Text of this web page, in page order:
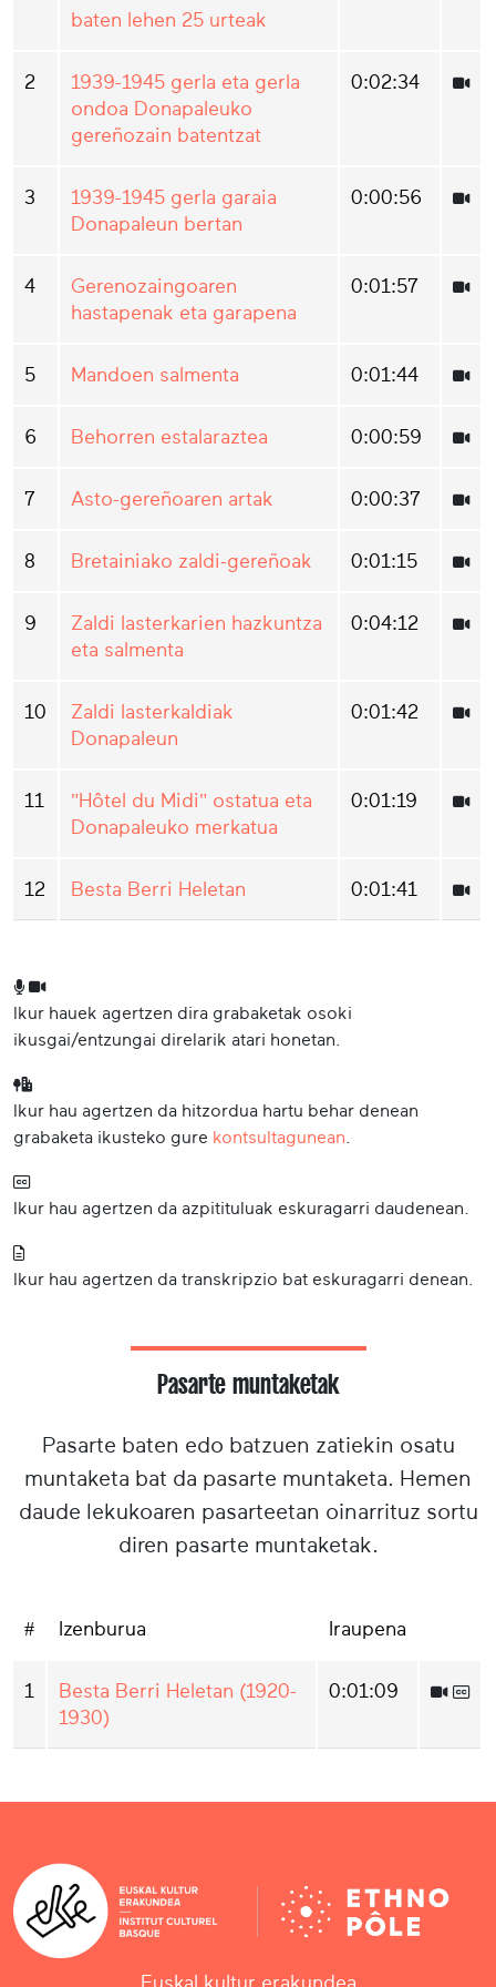
baten lehen 25 urteak
2
1939-1945 gerla eta gerla
ondoa Donapaleuko
gereñozain batentzat
0:02:34
3
1939-1945 gerla garaia
Donapaleun bertan
0:00:56
4
Gerenozaingoaren
hastapenak eta garapena
0:01:57
5 Mandoen salmenta 0:01:44
6 Behorren estalaraztea 0:00:59
7 Asto-gereñoaren artak 0:00:37
8 Bretainiako zaldi-gereñoak 0:01:15
9
Zaldi lasterkarien hazkuntza
eta salmenta
0:04:12
10
Zaldi lasterkaldiak
Donapaleun
0:01:42
11
"Hôtel du Midi" ostatua eta
Donapaleuko merkatua
0:01:19
12 Besta Berri Heletan 0:01:41
Ikur hauek agertzen dira grabaketak osoki
ikusgai/entzungai direlarik atari honetan.
Ikur hau agertzen da hitzordua hartu behar denean
grabaketa ikusteko gure kontsultagunean
Ikur hau agertzen da azpitituluak eskuragarri daudenean.
Ikur hau agertzen da transkripzio bat eskuragarri denean.
Pasarte muntaketak
Pasarte baten edo batzuen zatiekin osatu
muntaketa bat da pasarte muntaketa. Hemen
daude lekukoaren pasarteetan oinarrituz sortu
diren pasarte muntaketak.
# Izenburua Iraupena
1
Besta Berri Heletan (1920-
1930)
0:01:09
Euskal kultur erakundea